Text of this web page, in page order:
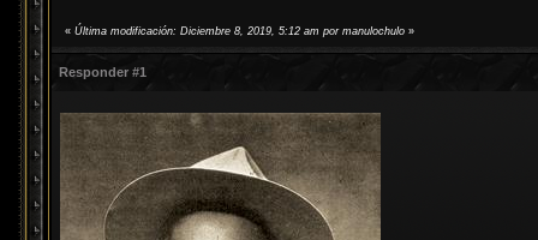
« Última modificación: Diciembre 8, 2019, 5:12 am por manulochulo »
Responder #1